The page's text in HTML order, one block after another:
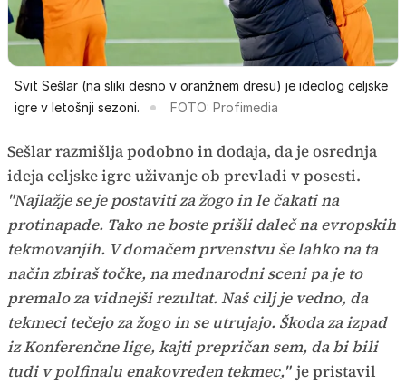
Svit Sešlar (na sliki desno v oranžnem dresu) je ideolog celjske
igre v letošnji sezoni.
FOTO: Profimedia
Sešlar razmišlja podobno in dodaja, da je osrednja
ideja celjske igre uživanje ob prevladi v posesti.
"Najlažje se je postaviti za žogo in le čakati na
protinapade. Tako ne boste prišli daleč na evropskih
tekmovanjih. V domačem prvenstvu še lahko na ta
način zbiraš točke, na mednarodni sceni pa je to
premalo za vidnejši rezultat. Naš cilj je vedno, da
tekmeci tečejo za žogo in se utrujajo. Škoda za izpad
iz Konferenčne lige, kajti prepričan sem, da bi bili
tudi v polfinalu enakovreden tekmec," je pristavil